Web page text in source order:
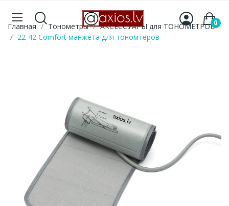
0
Главная Тонометры
АКСЕССУАРЫ для ТОНОМЕТРОВ
22-42 Comfort манжета для тономтеров